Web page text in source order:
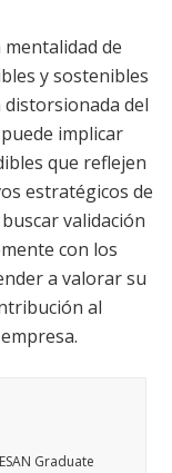
de
y sostenibles
del
implicar
que reflejen
estratégicos de
validación
con los
a valorar su
al
Graduate